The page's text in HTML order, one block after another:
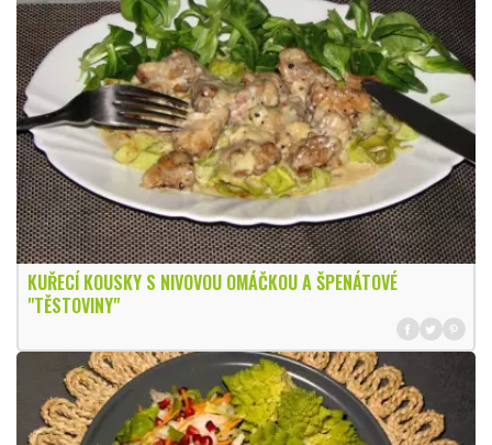
KUŘECÍ KOUSKY S NIVOVOU OMÁČKOU A ŠPENÁTOVÉ
"TĚSTOVINY"